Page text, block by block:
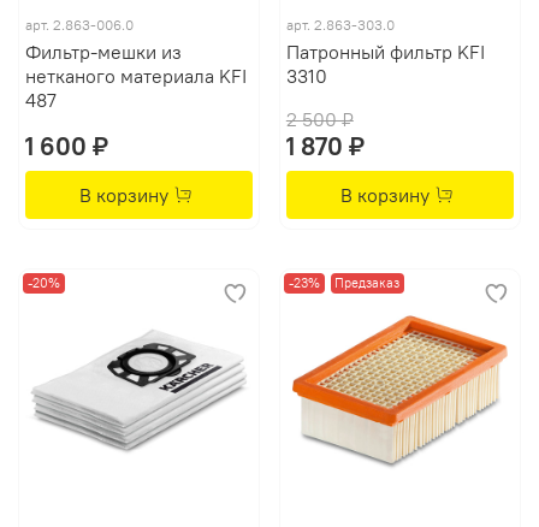
арт. 2.863-006.0
Фильтр-мешки из
нетканого материала KFI
487
1 600 ₽
В корзину
арт. 2.863-303.0
Патронный фильтр KFI
3310
2 500 ₽
1 870 ₽
В корзину
-20% -23% Предзаказ